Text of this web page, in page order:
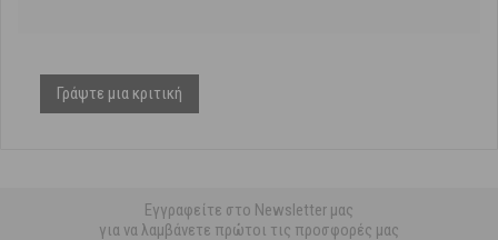
Γράψτε μια κριτική
Εγγραφείτε στο Newsletter μας
για να λαμβάνετε πρώτοι τις προσφορές μας